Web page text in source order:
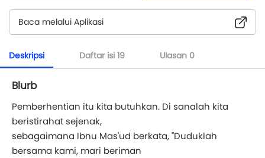
Baca melalui Aplikasi
Deskripsi Daftar isi 19 Ulasan 0
Blurb
Pemberhentian itu kita butuhkan. Di sanalah kita
beristirahat sejenak,
sebagaimana Ibnu Mas'ud berkata, "Duduklah
bersama kami, mari beriman